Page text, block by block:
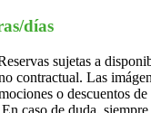
días
sujetas a
contractual. Las
o descuentos de
caso de duda,